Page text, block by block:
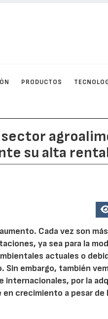
PRODUCTOS
su alta
Cada vez son
ya sea para la
actuales o
Sin embargo, también
internacionales, por la
crecimiento a pesar de